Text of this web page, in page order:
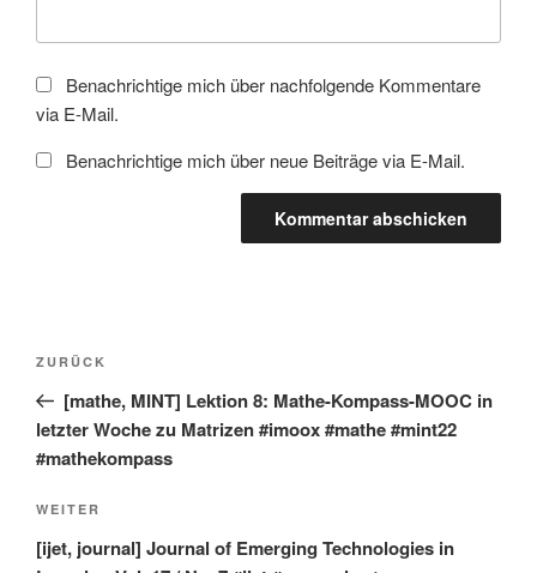
Benachrichtige mich über nachfolgende Kommentare
via E-Mail.
Benachrichtige mich über neue Beiträge via E-Mail.
Beitragsnavigation
Vorheriger
Beitrag
ZURÜCK
[mathe, MINT] Lektion 8: Mathe-Kompass-MOOC in
letzter Woche zu Matrizen #imoox #mathe #mint22
#mathekompass
Nächster
Beitrag
WEITER
[ijet, journal] Journal of Emerging Technologies in